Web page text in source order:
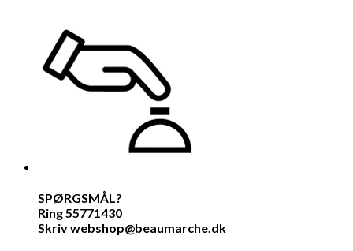
SPØRGSMÅL?
Ring 55771430
Skriv webshop@beaumarche.dk